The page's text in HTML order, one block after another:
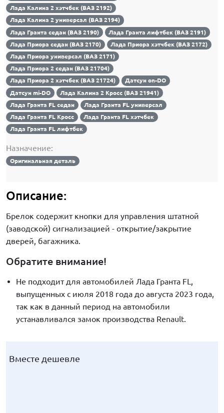
Лада Калина 2 хэтчбек (ВАЗ 2192)
Лада Калина 2 универсал (ВАЗ 2194)
Лада Гранта седан (ВАЗ 2190)
Лада Гранта лифтбек (ВАЗ 2191)
Лада Приора седан (ВАЗ 2170)
Лада Приора хэтчбек (ВАЗ 2172)
Лада Приора универсал (ВАЗ 2171)
Лада Приора 2 седан (ВАЗ 21704)
Лада Приора 2 хэтчбек (ВАЗ 21724)
Датсун on-DO
Датсун mi-DO
Лада Калина 2 Кросс (ВАЗ 21941)
Лада Гранта FL седан
Лада Гранта FL универсал
Лада Гранта FL Кросс
Лада Гранта FL хэтчбек
Лада Гранта FL лифтбек
Назначение:
Оригинальная деталь
Описание:
Брелок содержит кнопки для управления штатной
(заводской) сигнализацией - открытие/закрытие
дверей, багажника.
Обратите внимание!
Не подходит для автомобилей Лада Гранта FL,
выпущенных с июля 2018 года до августа 2023 года,
так как в данный период на автомобили
устанавливался замок производства Renault.
Вместе дешевле